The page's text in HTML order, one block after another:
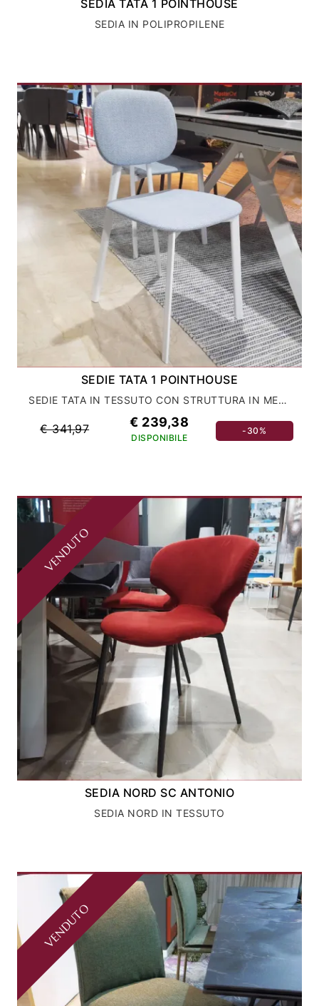
SEDIA TATA 1 POINTHOUSE
SEDIA IN POLIPROPILENE
SEDIE TATA 1 POINTHOUSE
SEDIE TATA IN TESSUTO CON STRUTTURA IN METALLO VERNICIATO
€ 341,97 € 239,38
DISPONIBILE
-30%
SEDIA NORD SC ANTONIO
SEDIA NORD IN TESSUTO
VENDUTO
VENDUTO